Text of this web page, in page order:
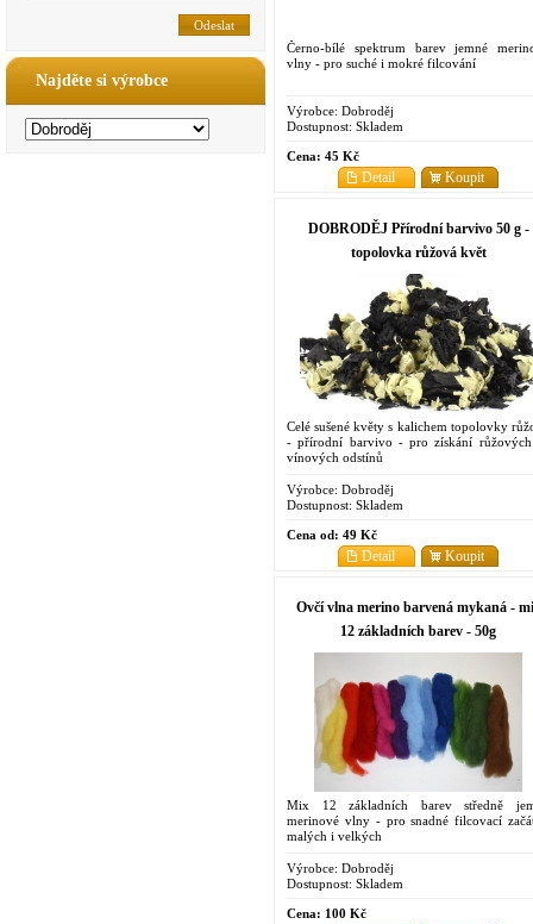
Najděte si výrobce
Černo-bílé spektrum barev jemné
vlny - pro suché i mokré filcování
Výrobce: Dobroděj
Dostupnost: Skladem
Cena: 45 Kč
Koupit
Detail
DOBRODĚJ Přírodní barvivo 50 g -
topolovka růžová květ
Celé sušené květy s kalichem topolovky
- přírodní barvivo - pro získání
vínových odstínů
Výrobce: Dobroděj
Dostupnost: Skladem
Cena od: 49 Kč
Koupit
Detail
Ovčí vlna merino barvená mykaná -
12 základních barev - 50g
Mix 12 základních barev středně
merinové vlny - pro snadné filcovací
malých i velkých
Výrobce: Dobroděj
Dostupnost: Skladem
Cena: 100 Kč